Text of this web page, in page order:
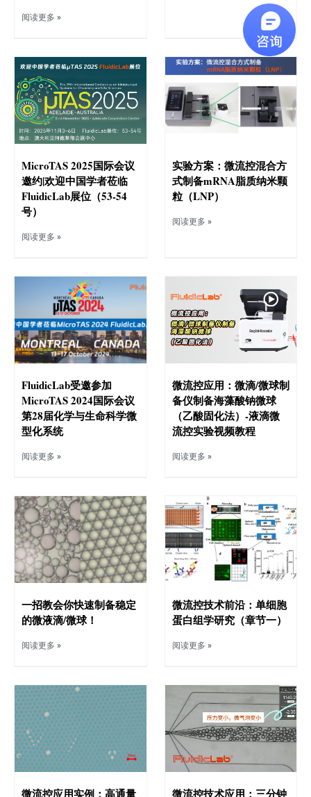
阅读更多 »
MicroTAS 2025国际会议
邀约|欢迎中国学者莅临
FluidicLab展位（53-54
号）
阅读更多 »
实验方案：微流控混合方
式制备mRNA脂质纳米颗
粒（LNP）
阅读更多 »
FluidicLab受邀参加
MicroTAS 2024国际会议
第28届化学与生命科学微
型化系统
阅读更多 »
微流控应用：微滴/微球制
备仪制备海藻酸钠微球
（乙酸固化法）-液滴微
流控实验视频教程
阅读更多 »
一招教会你快速制备稳定
的微液滴/微球！
阅读更多 »
微流控技术前沿：单细胞
蛋白组学研究（章节一）
阅读更多 »
微流控应用实例：高通量 微流控技术应用：三分钟